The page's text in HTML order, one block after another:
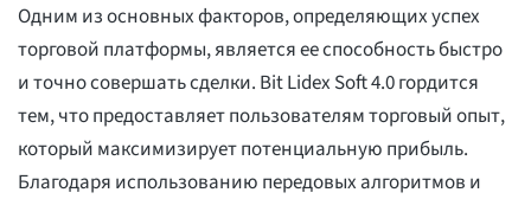
Одним из основных факторов, определяющих успех
торговой платформы, является ее способность быстро
и точно совершать сделки. Bit Lidex Soft 4.0 гордится
тем, что предоставляет пользователям торговый опыт,
который максимизирует потенциальную прибыль.
Благодаря использованию передовых алгоритмов и